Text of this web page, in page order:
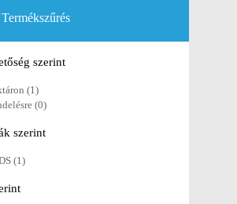
Termékszűrés
szerint
(1)
(0)
szerint
(1)